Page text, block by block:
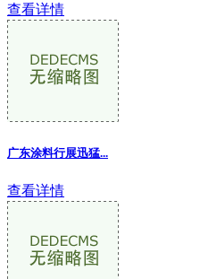
查看详情
广东涂料行展迅猛...
查看详情